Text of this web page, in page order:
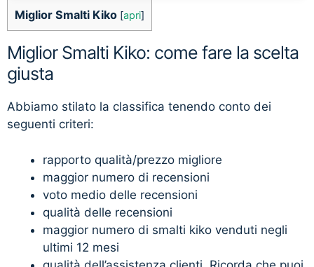
Miglior Smalti Kiko [apri]
Miglior Smalti Kiko: come fare la scelta
giusta
Abbiamo stilato la classifica tenendo conto dei
seguenti criteri:
rapporto qualità/prezzo migliore
maggior numero di recensioni
voto medio delle recensioni
qualità delle recensioni
maggior numero di smalti kiko venduti negli
ultimi 12 mesi